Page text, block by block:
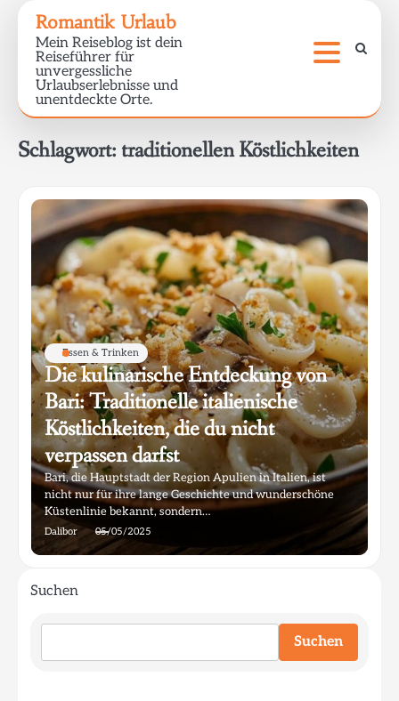
content
Romantik Urlaub
Mein Reiseblog ist dein
Reiseführer für
unvergessliche
Urlaubserlebnisse und
unentdeckte Orte.
Schlagwort: traditionellen Köstlichkeiten
Essen & Trinken
Die kulinarische Entdeckung von
Bari: Traditionelle italienische
Köstlichkeiten, die du nicht
verpassen darfst
Bari, die Hauptstadt der Region Apulien in Italien, ist
nicht nur für ihre lange Geschichte und wunderschöne
Küstenlinie bekannt, sondern…
Dalibor 05/05/2025
Suchen
Suchen